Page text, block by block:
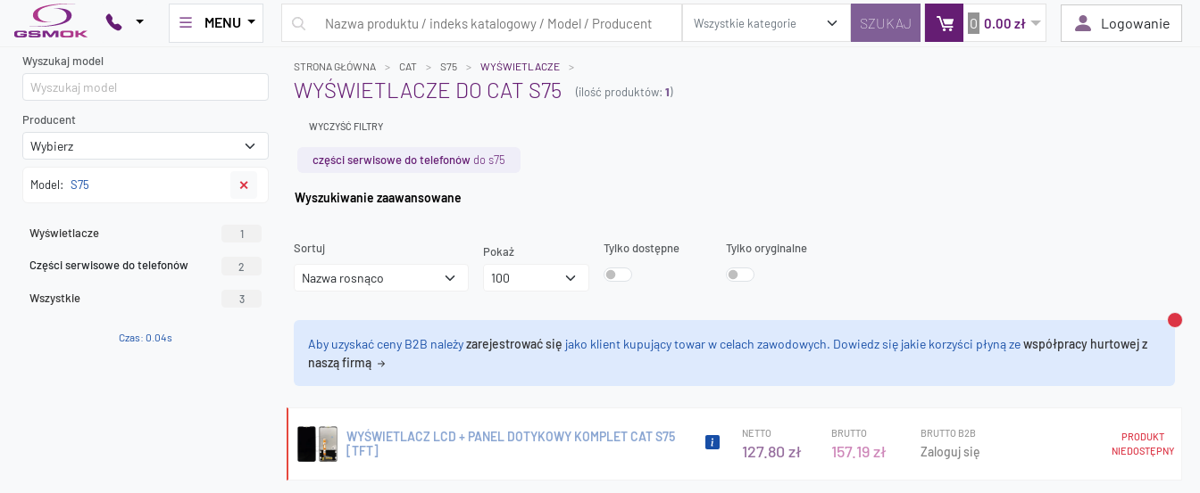
MENU 0 0.00 zł Logowanie
Wyszukaj model
Producent
Model: S75 ✕
Wyświetlacze 1
Części serwisowe do telefonów 2
Wszystkie 3
Czas: 0.04s
STRONA GŁÓWNA CAT S75 WYŚWIETLACZE
WYŚWIETLACZE DO CAT S75 (ilość produktów: 1)
WYCZYŚĆ FILTRY
części serwisowe do telefonów do s75
Wyszukiwanie zaawansowane
Sortuj Pokaż Tylko dostępne Tylko oryginalne
Aby uzyskać ceny B2B należyzarejestrować się jako klient kupujący towar w celach zawodowych. Dowiedz się jakie korzyści płyną zewspółpracy hurtowej z
naszą firmą
WYŚWIETLACZ LCD + PANEL DOTYKOWY KOMPLET CAT S75
[TFT]
NETTO
127.80 zł
BRUTTO
157.19 zł
BRUTTO B2B
Zaloguj się
PRODUKT
NIEDOSTĘPNY